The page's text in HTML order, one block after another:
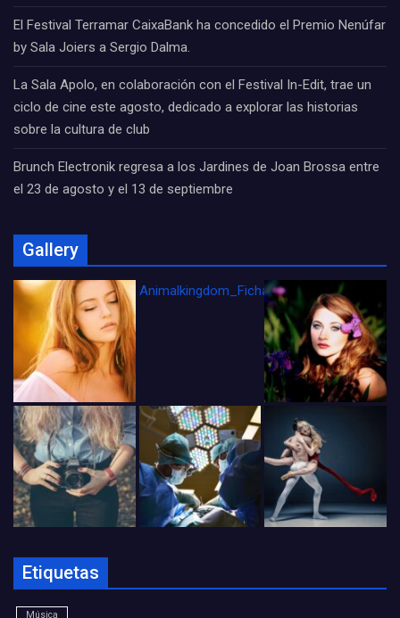
El Festival Terramar CaixaBank ha concedido el Premio Nenúfar
by Sala Joiers a Sergio Dalma.
La Sala Apolo, en colaboración con el Festival In-Edit, trae un
ciclo de cine este agosto, dedicado a explorar las historias
sobre la cultura de club
Brunch Electronik regresa a los Jardines de Joan Brossa entre
el 23 de agosto y el 13 de septiembre
Gallery
Animalkingdom_FichaCine
Etiquetas
Música